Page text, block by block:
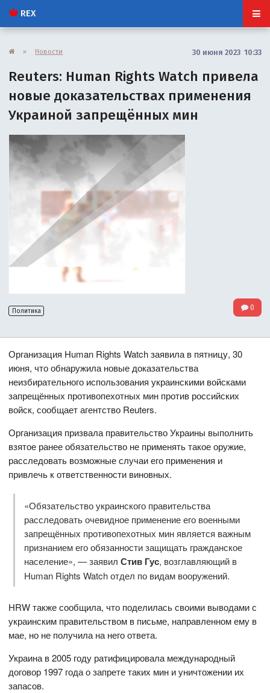
REX
» Новости 30 июня 2023 10:33
Reuters: Human Rights Watch привела
новые доказательствах применения
Украиной запрещённых мин
Политика 0
Организация Human Rights Watch заявила в пятницу, 30
июня, что обнаружила новые доказательства
неизбирательного использования украинскими войсками
запрещённых противопехотных мин против российских
войск, сообщает агентство Reuters.
Организация призвала правительство Украины выполнить
взятое ранее обязательство не применять такое оружие,
расследовать возможные случаи его применения и
привлечь к ответственности виновных.
«Обязательство украинского правительства
расследовать очевидное применение его военными
запрещённых противопехотных мин является важным
признанием его обязанности защищать гражданское
население», — заявил Стив Гус, возглавляющий в
Human Rights Watch отдел по видам вооружений.
HRW также сообщила, что поделилась своими выводами с
украинским правительством в письме, направленном ему в
мае, но не получила на него ответа.
Украина в 2005 году ратифицировала международный
договор 1997 года о запрете таких мин и уничтожении их
запасов.